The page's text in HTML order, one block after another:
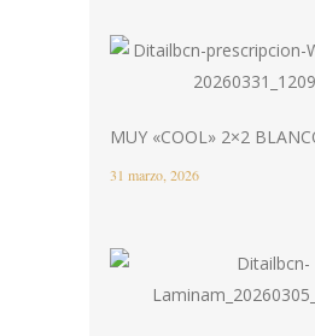
MUY «COOL» 2×2
31 marzo, 2026